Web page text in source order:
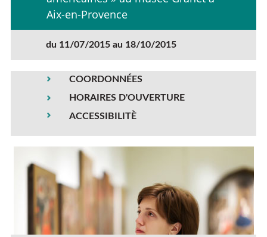
Aix-en-Provence
du 11/07/2015 au 18/10/2015
COORDONNÉES
HORAIRES D'OUVERTURE
ACCESSIBILITÈ